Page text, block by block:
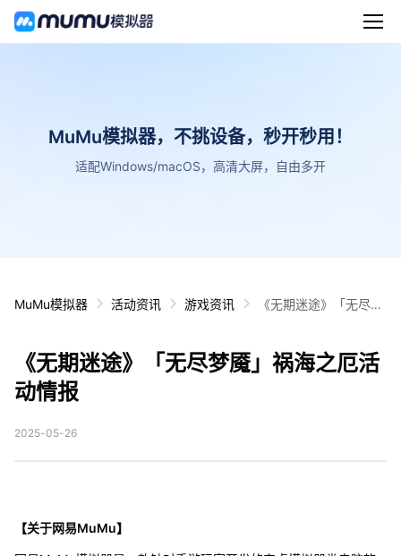
MuMu模拟器，不挑设备，秒开秒用！
适配Windows/macOS，高清大屏，自由多开
MuMu模拟器 活动资讯 游戏资讯
《无期迷途》「无尽梦
《无期迷途》「无尽梦魇」祸海之厄活
动情报
2025-05-26
【关于网易MuMu】